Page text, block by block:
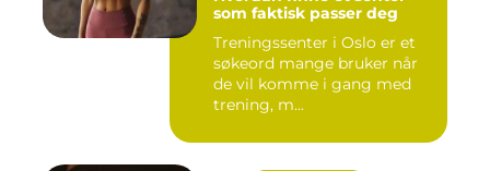
som faktisk passer deg
Treningssenter i Oslo er et
søkeord mange bruker når
de vil komme i gang med
trening, m...